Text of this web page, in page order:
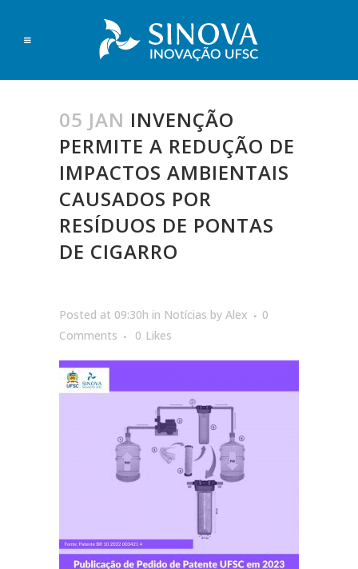
05 JAN INVENÇÃO
PERMITE A REDUÇÃO DE
IMPACTOS AMBIENTAIS
CAUSADOS POR
RESÍDUOS DE PONTAS
DE CIGARRO
Posted at 09:30h in Notícias by Alex
0
Comments
0 Likes